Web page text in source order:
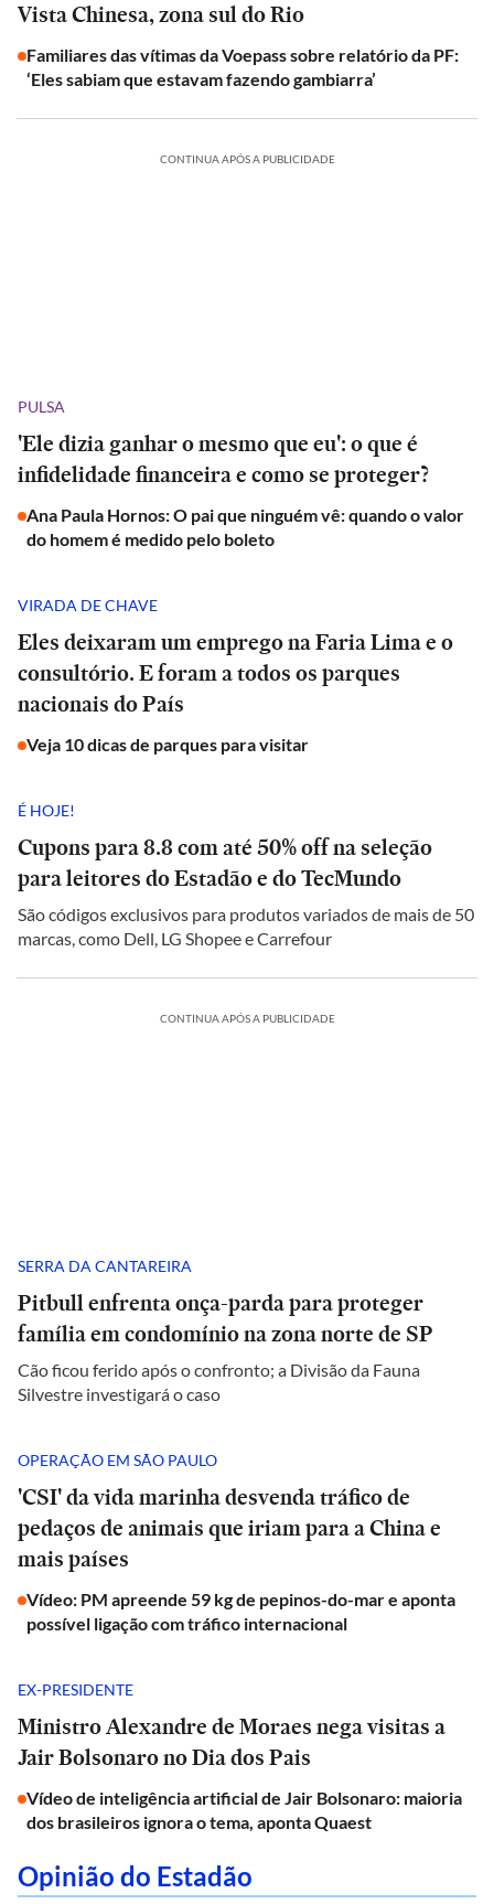
Vista Chinesa, zona sul do Rio
Familiares das vítimas da Voepass sobre relatório da PF:
‘Eles sabiam que estavam fazendo gambiarra’
CONTINUA APÓS A PUBLICIDADE
PULSA
'Ele dizia ganhar o mesmo que eu': o que é
infidelidade financeira e como se proteger?
Ana Paula Hornos: O pai que ninguém vê: quando o valor
do homem é medido pelo boleto
VIRADA DE CHAVE
Eles deixaram um emprego na Faria Lima e o
consultório. E foram a todos os parques
nacionais do País
Veja 10 dicas de parques para visitar
É HOJE!
Cupons para 8.8 com até 50% off na seleção
para leitores do Estadão e do TecMundo
São códigos exclusivos para produtos variados de mais de 50
marcas, como Dell, LG Shopee e Carrefour
CONTINUA APÓS A PUBLICIDADE
SERRA DA CANTAREIRA
Pitbull enfrenta onça-parda para proteger
família em condomínio na zona norte de SP
Cão ficou ferido após o confronto; a Divisão da Fauna
Silvestre investigará o caso
OPERAÇÃO EM SÃO PAULO
'CSI' da vida marinha desvenda tráfico de
pedaços de animais que iriam para a China e
mais países
Vídeo: PM apreende 59 kg de pepinos-do-mar e aponta
possível ligação com tráfico internacional
EX-PRESIDENTE
Ministro Alexandre de Moraes nega visitas a
Jair Bolsonaro no Dia dos Pais
Vídeo de inteligência artificial de Jair Bolsonaro: maioria
dos brasileiros ignora o tema, aponta Quaest
Opinião do Estadão